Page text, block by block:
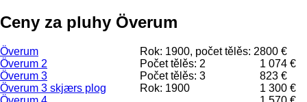
Ceny za pluhy Överum
Överum Rok: 1900, počet tělěs: 2800 €
Överum 2
Počet tělěs: 2
1 074 €
Överum 3
Počet tělěs: 3
823 €
Överum 3 skjærs plog
Rok: 1900
1 300 €